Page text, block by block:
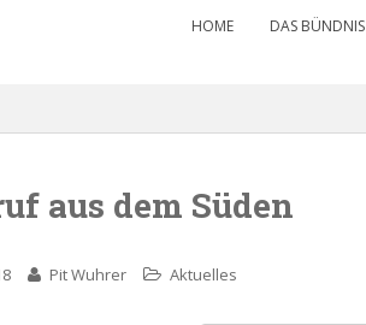
HOME DAS BÜNDNIS
aus dem Süden
Pit Wuhrer Aktuelles